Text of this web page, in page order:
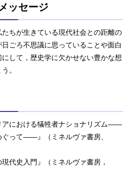
ッセージ
ちが生きている現代社会との距離の
ごろ不思議に思っていることや面白
して，歴史学に欠かせない豊かな想
。
アにおける犠牲者ナショナリズム——
って——』（ミネルヴァ書房、
代史入門』（ミネルヴァ書房，